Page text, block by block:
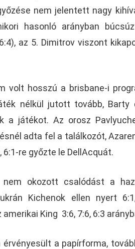
nem jelentett nagy
hasonló arányban
az 5. Dimitrov viszont
volt hosszú a brisbane-i
nélkül jutott tovább, Barty
a játékot. Az orosz
adta fel a találkozót,
6:1-re győzte le DellAcquát.
nem okozott csalódást a
Kichenok ellen nyert
King 3:6, 7:6, 6:3
érvényesült a papírforma,